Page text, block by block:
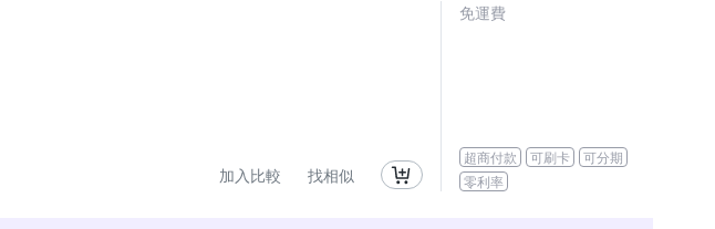
加入比較 找相似
免運費
超商付款 可刷卡
可分期
零利率